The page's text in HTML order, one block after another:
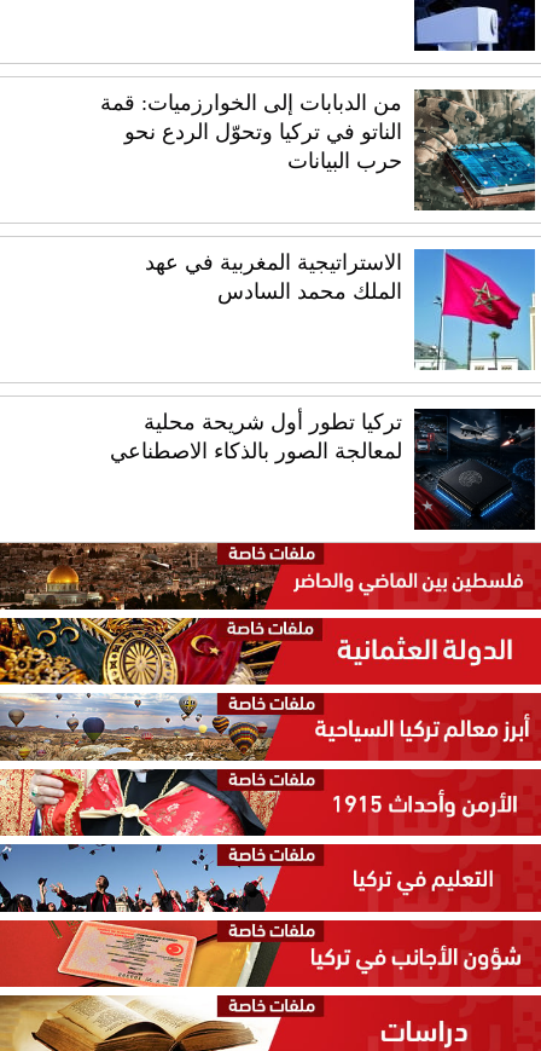
من الدبابات إلى الخوارزميات: قمة
الناتو في تركيا وتحوّل الردع نحو
حرب البيانات
الاستراتيجية المغربية في عهد
الملك محمد السادس
تركيا تطور أول شريحة محلية
لمعالجة الصور بالذكاء الاصطناعي